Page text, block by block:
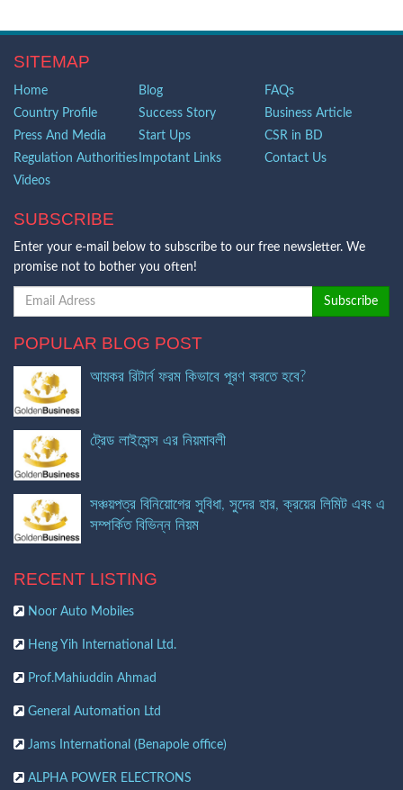
SITEMAP
Home Blog
FAQs
Country Profile
Success Story
Business Article
Press And Media
Start Ups
CSR in BD
Regulation Authorities Impotant Links
Contact Us
Videos
SUBSCRIBE
Enter your e-mail below to subscribe to our free newsletter. We
promise not to bother you often!
POPULAR BLOG POST
আয়কর রিটার্ন ফরম কিভাবে পূরণ করতে হবে?
ট্রেড লাইসেন্স এর নিয়মাবলী
সঞ্চয়পত্র বিনিয়োগের সুবিধা, সুদের হার, ক্রয়ের লিমিট এবং এ
সম্পর্কিত বিভিন্ন নিয়ম
RECENT LISTING
Noor Auto Mobiles
Heng Yih International Ltd.
Prof.Mahiuddin Ahmad
General Automation Ltd
Jams International (Benapole office)
ALPHA POWER ELECTRONS